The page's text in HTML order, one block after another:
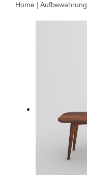
Home | Aufbewahrung